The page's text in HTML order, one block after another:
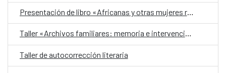
Presentación de libro «Africanas y otras mujeres racializadas»
Taller «Archivos familiares: memoria e intervención»
Taller de autocorrección literaria